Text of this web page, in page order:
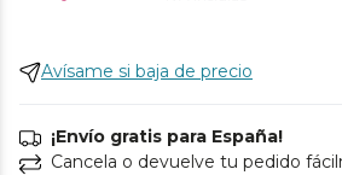
Avísame si baja de precio
¡Envío gratis para España!
Cancela o devuelve tu pedido